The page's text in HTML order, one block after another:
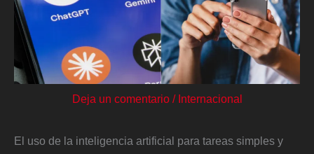
Deja un comentario / Internacional
El uso de la inteligencia artificial para tareas simples y